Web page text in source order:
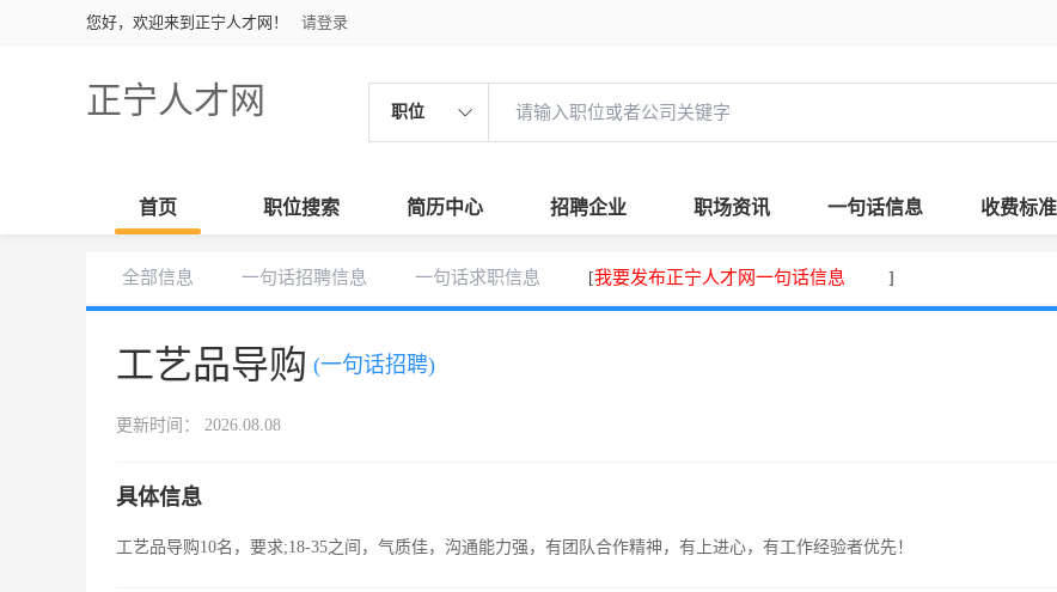
您好，欢迎来到正宁人才网！ 请登录
正宁人才网 职位
首页 职位搜索 简历中心 招聘企业 职场资讯 一句话信息 收费标准
全部信息 一句话招聘信息 一句话求职信息 [我要发布正宁人才网一句话信息 ]
工艺品导购 (一句话招聘)
更新时间： 2026.08.08
具体信息
工艺品导购10名，要求;18-35之间，气质佳，沟通能力强，有团队合作精神，有上进心，有工作经验者优先！